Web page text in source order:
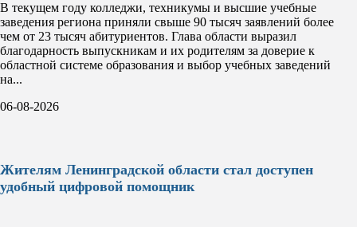
В текущем году колледжи, техникумы и высшие учебные
заведения региона приняли свыше 90 тысяч заявлений более
чем от 23 тысяч абитуриентов. Глава области выразил
благодарность выпускникам и их родителям за доверие к
областной системе образования и выбор учебных заведений
на...
06-08-2026
Жителям Ленинградской области стал доступен
удобный цифровой помощник